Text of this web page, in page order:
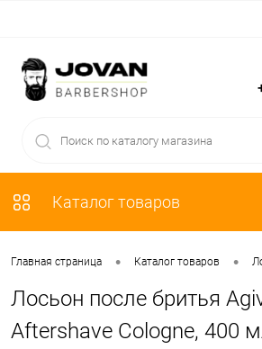
Каталог товаров
Главная страница • Каталог товаров •
Лосьон после бритья
Aftershave Cologne, 400